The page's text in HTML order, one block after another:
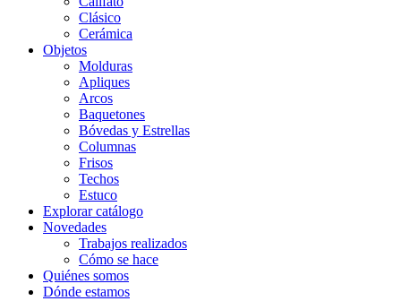
Clásico
Cerámica
Objetos
Molduras
Apliques
Arcos
Baquetones
Bóvedas y Estrellas
Columnas
Frisos
Techos
Estuco
Explorar catálogo
Novedades
Trabajos realizados
Cómo se hace
Quiénes somos
Dónde estamos